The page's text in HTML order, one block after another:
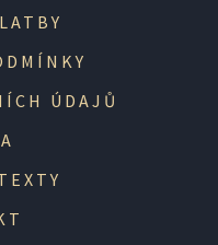
ÚDAJŮ